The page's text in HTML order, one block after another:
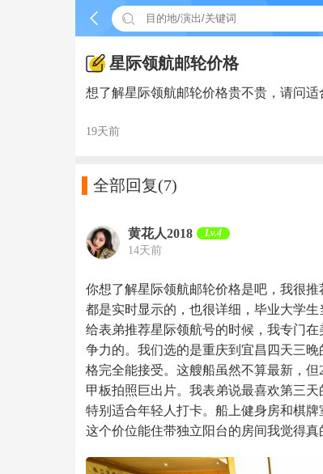
 
星际领航邮轮价格
想了解星际领航邮轮价格贵不贵，请问
19天前
全部回复(7)
黄花人2018 Lv.4
14天前
你想了解星际领航邮轮价格是吧，我很推
都是实时显示的，也很详细，毕业大学
给表弟推荐星际领航号的时候，我专门
争力的。我们选的是重庆到宜昌四天三
格完全能接受。这艘船虽然不算最新，
甲板拍照巨出片。我表弟说最喜欢第三
特别适合年轻人打卡。船上健身房和棋
这个价位能住带独立阳台的房间我觉得真